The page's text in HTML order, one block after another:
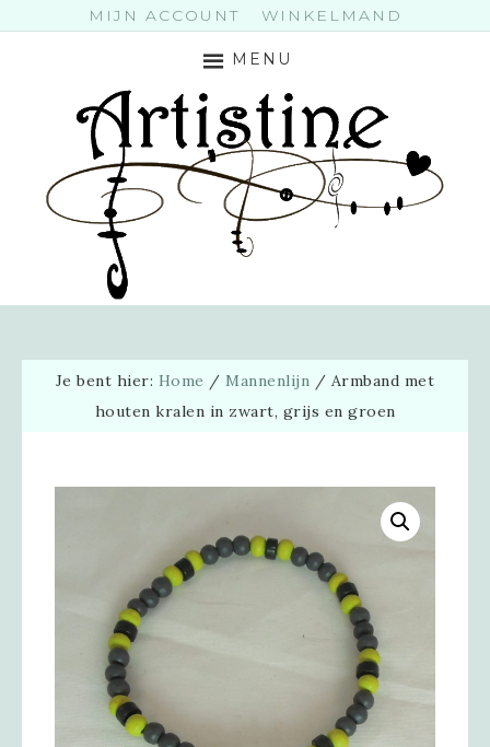
MIJN ACCOUNT WINKELMAND
MENU
Je bent hier: Home / Mannenlijn / Armband met
houten kralen in zwart, grijs en groen